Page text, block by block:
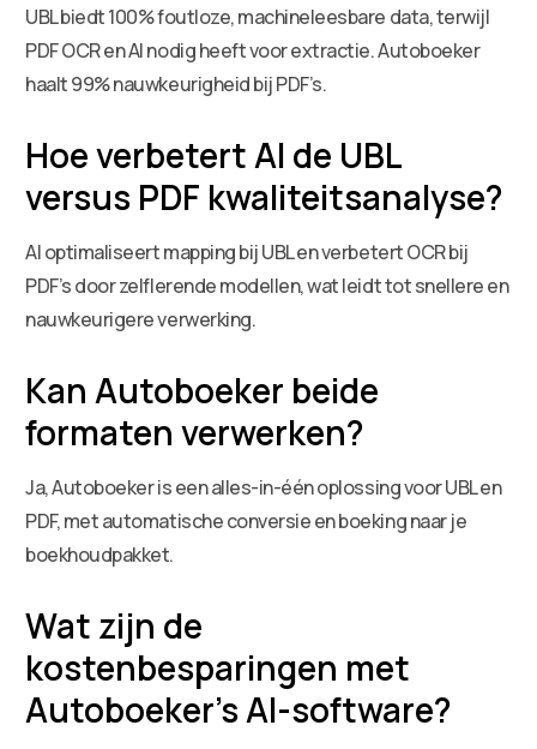
UBL biedt 100% foutloze, machineleesbare data, terwijl
PDF OCR en AI nodig heeft voor extractie. Autoboeker
haalt 99% nauwkeurigheid bij PDF’s.
Hoe verbetert AI de UBL
versus PDF kwaliteitsanalyse?
AI optimaliseert mapping bij UBL en verbetert OCR bij
PDF’s door zelflerende modellen, wat leidt tot snellere en
nauwkeurigere verwerking.
Kan Autoboeker beide
formaten verwerken?
Ja, Autoboeker is een alles-in-één oplossing voor UBL en
PDF, met automatische conversie en boeking naar je
boekhoudpakket.
Wat zijn de
kostenbesparingen met
Autoboeker’s AI-software?